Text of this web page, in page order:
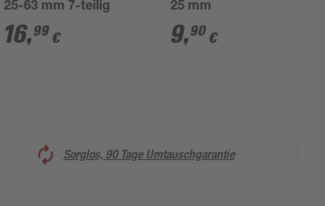
25-63 mm 7-teilig
16,99 €
25 mm
9,90 €
Sorglos, 90 Tage Umtauschgarantie